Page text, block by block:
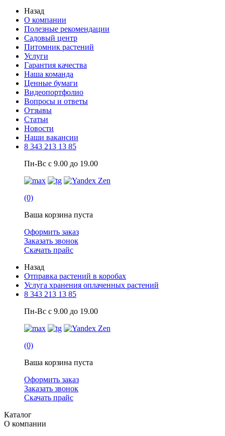
Назад
О компании
Полезные рекомендации
Садовый центр
Питомник растений
Услуги
Гарантия качества
Наша команда
Ценные бумаги
Видеопортфолио
Вопросы и ответы
Отзывы
Статьи
Новости
Наши вакансии
8 343 213 13 85
Пн-Вс с 9.00 до 19.00
(0)
Ваша корзина пуста
Оформить заказ
Заказать звонок
Скачать прайс
Назад
Отправка растений в коробах
Услуга хранения оплаченных растений
8 343 213 13 85
Пн-Вс с 9.00 до 19.00
(0)
Ваша корзина пуста
Оформить заказ
Заказать звонок
Скачать прайс
Каталог
О компании